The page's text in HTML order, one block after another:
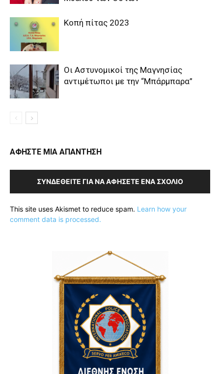
Κοπή πίτας 2023
Οι Αστυνομικοί της Μαγνησίας
αντιμέτωποι με την “Μπάρμπαρα”
ΑΦΗΣΤΕ ΜΙΑ ΑΠΑΝΤΗΣΗ
ΣΥΝΔΕΘΕΊΤΕ ΓΙΑ ΝΑ ΑΦΉΣΕΤΕ ΈΝΑ ΣΧΌΛΙΟ
This site uses Akismet to reduce spam. Learn how your
comment data is processed.